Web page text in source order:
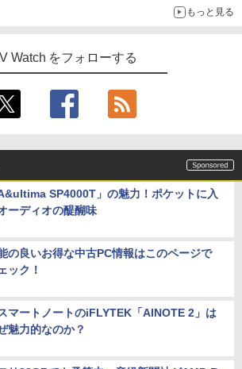
もっと見る
Watch をフォローする
A&ultima SP4000T」の魅力！ポケットに入
ーディオの醍醐味
の良いお得な中古PC情報はこのページで
ック！
マートノートのiFLYTEK「AINOTE 2」は
魅力的なのか？